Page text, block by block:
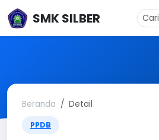
SMK SILBER
Beranda Detail
PPDB